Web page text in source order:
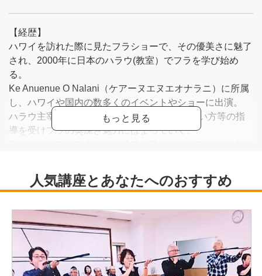
【経歴】
ハワイを訪れた際に見たフラショーで、その優美さに魅了
され、2000年に日本のハラウ(教室）でフラを学び始め
る。
Ke Anuenue O Nalani（ケアーヌエヌエオナラニ）に所属
し、ハワイや国内の数多くのイベントやショーに出演。
ハラウ主宰 勝又美恵子の元、表現力や体の使い方等の指
導を受けフラの奥深さ魅力にはまっていく。